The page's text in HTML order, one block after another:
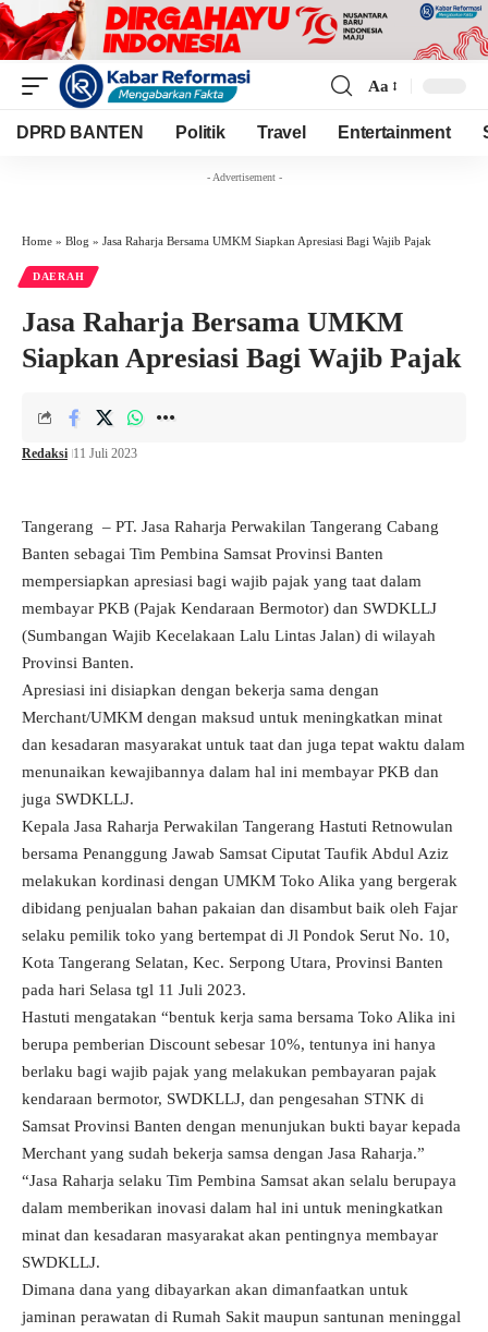
Resizer
Aa
DPRD BANTEN Politik Travel Entertainment
- Advertisement -
Home » Blog » Jasa Raharja Bersama UMKM Siapkan Apresiasi Bagi Wajib Pajak
DAERAH
Jasa Raharja Bersama UMKM
Siapkan Apresiasi Bagi Wajib Pajak
Redaksi 11 Juli 2023
Tangerang – PT. Jasa Raharja Perwakilan Tangerang Cabang
Banten sebagai Tim Pembina Samsat Provinsi Banten
mempersiapkan apresiasi bagi wajib pajak yang taat dalam
membayar PKB (Pajak Kendaraan Bermotor) dan SWDKLLJ
(Sumbangan Wajib Kecelakaan Lalu Lintas Jalan) di wilayah
Provinsi Banten.
Apresiasi ini disiapkan dengan bekerja sama dengan
Merchant/UMKM dengan maksud untuk meningkatkan minat
dan kesadaran masyarakat untuk taat dan juga tepat waktu dalam
menunaikan kewajibannya dalam hal ini membayar PKB dan
juga SWDKLLJ.
Kepala Jasa Raharja Perwakilan Tangerang Hastuti Retnowulan
bersama Penanggung Jawab Samsat Ciputat Taufik Abdul Aziz
melakukan kordinasi dengan UMKM Toko Alika yang bergerak
dibidang penjualan bahan pakaian dan disambut baik oleh Fajar
selaku pemilik toko yang bertempat di Jl Pondok Serut No. 10,
Kota Tangerang Selatan, Kec. Serpong Utara, Provinsi Banten
pada hari Selasa tgl 11 Juli 2023.
Hastuti mengatakan “bentuk kerja sama bersama Toko Alika ini
berupa pemberian Discount sebesar 10%, tentunya ini hanya
berlaku bagi wajib pajak yang melakukan pembayaran pajak
kendaraan bermotor, SWDKLLJ, dan pengesahan STNK di
Samsat Provinsi Banten dengan menunjukan bukti bayar kepada
Merchant yang sudah bekerja samsa dengan Jasa Raharja.”
“Jasa Raharja selaku Tim Pembina Samsat akan selalu berupaya
dalam memberikan inovasi dalam hal ini untuk meningkatkan
minat dan kesadaran masyarakat akan pentingnya membayar
SWDKLLJ.
Dimana dana yang dibayarkan akan dimanfaatkan untuk
jaminan perawatan di Rumah Sakit maupun santunan meninggal